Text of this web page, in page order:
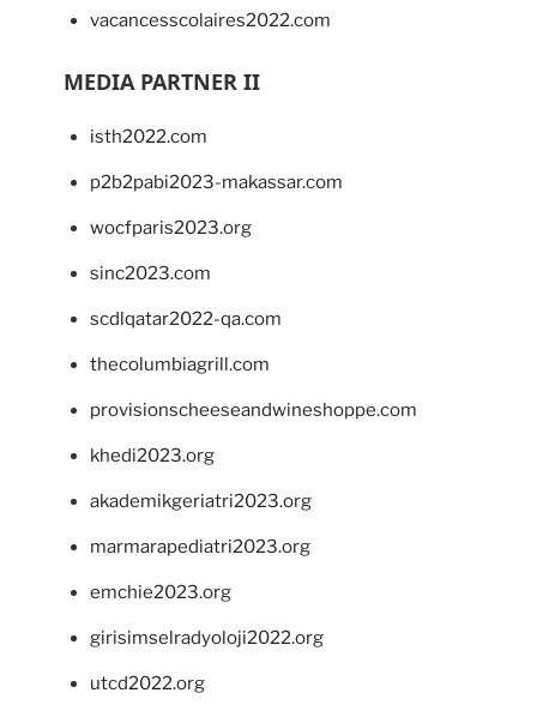
vacancesscolaires2022.com
MEDIA PARTNER II
isth2022.com
p2b2pabi2023-makassar.com
wocfparis2023.org
sinc2023.com
scdlqatar2022-qa.com
thecolumbiagrill.com
provisionscheeseandwineshoppe.com
khedi2023.org
akademikgeriatri2023.org
marmarapediatri2023.org
emchie2023.org
girisimselradyoloji2022.org
utcd2022.org